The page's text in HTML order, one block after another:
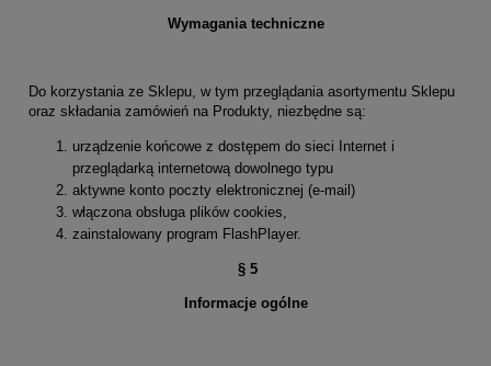
Wymagania techniczne
Do korzystania ze Sklepu, w tym przeglądania asortymentu Sklepu
oraz składania zamówień na Produkty, niezbędne są:
urządzenie końcowe z dostępem do sieci Internet i
przeglądarką internetową dowolnego typu
aktywne konto poczty elektronicznej (e-mail)
włączona obsługa plików cookies,
zainstalowany program FlashPlayer.
§ 5
Informacje ogólne